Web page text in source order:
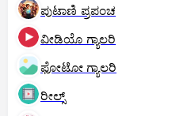
ಪುಟಾಣಿ ಪ್ರಪಂಚ
ವೀಡಿಯೊ ಗ್ಯಾಲರಿ
ಫೋಟೋ ಗ್ಯಾಲರಿ
ರೀಲ್ಸ್